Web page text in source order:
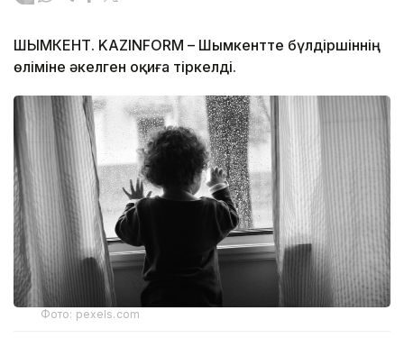
ШЫМКЕНТ. KAZINFORM – Шымкентте бүлдіршіннің
өліміне әкелген оқиға тіркелді.
Фото: pexels.com